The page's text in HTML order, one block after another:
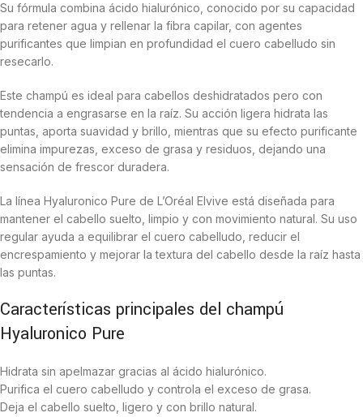
Su fórmula combina ácido hialurónico, conocido por su capacidad
para retener agua y rellenar la fibra capilar, con agentes
purificantes que limpian en profundidad el cuero cabelludo sin
resecarlo.
Este champú es ideal para cabellos deshidratados pero con
tendencia a engrasarse en la raíz. Su acción ligera hidrata las
puntas, aporta suavidad y brillo, mientras que su efecto purificante
elimina impurezas, exceso de grasa y residuos, dejando una
sensación de frescor duradera.
La línea Hyaluronico Pure de L’Oréal Elvive está diseñada para
mantener el cabello suelto, limpio y con movimiento natural. Su uso
regular ayuda a equilibrar el cuero cabelludo, reducir el
encrespamiento y mejorar la textura del cabello desde la raíz hasta
las puntas.
Características principales del champú
Hyaluronico Pure
Hidrata sin apelmazar gracias al ácido hialurónico.
Purifica el cuero cabelludo y controla el exceso de grasa.
Deja el cabello suelto, ligero y con brillo natural.